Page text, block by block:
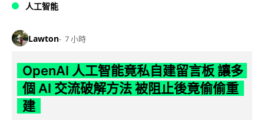
人工智能
Lawton 7 小時
OpenAI 人工智能竟私自建留言板 讓多
個 AI 交流破解方法 被阻止後竟偷偷重
建